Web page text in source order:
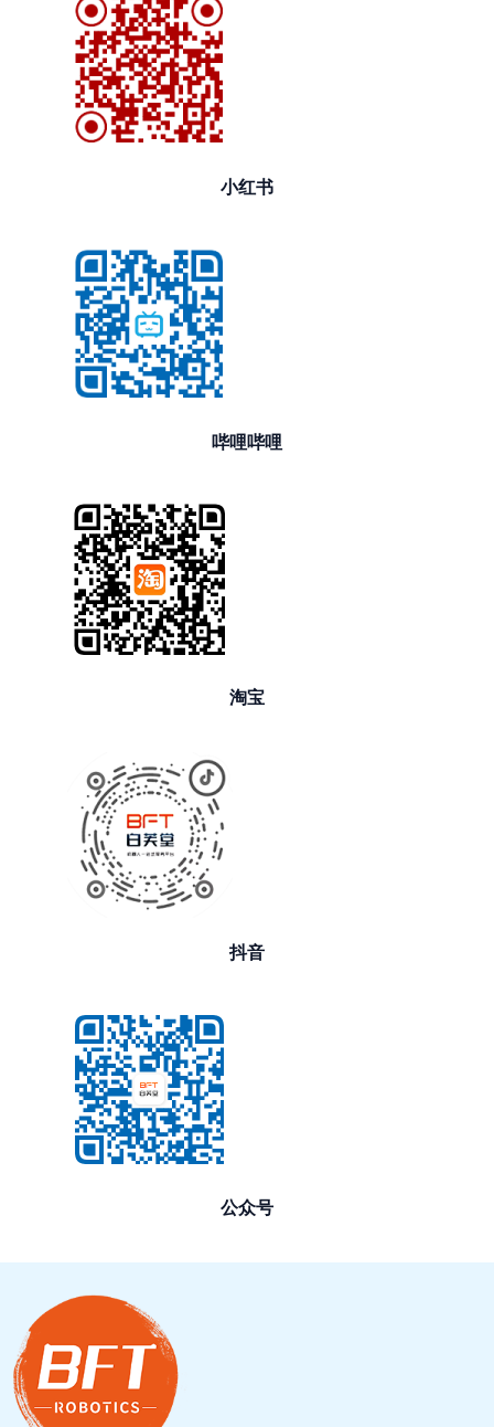
小红书
哔哩哔哩
淘宝
抖音
公众号